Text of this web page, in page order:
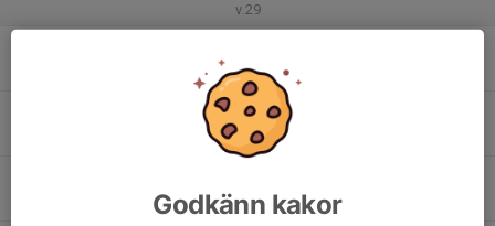
v.29
Godkänn kakor